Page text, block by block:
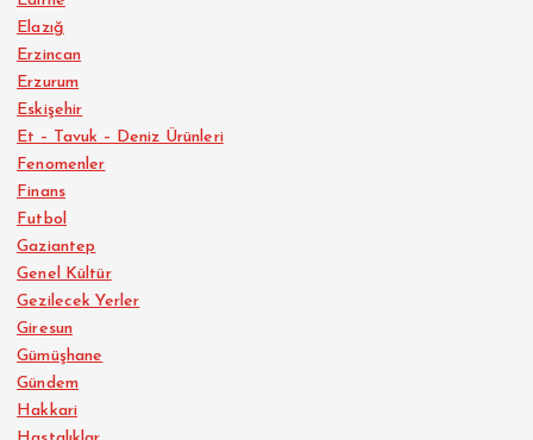
Elazığ
Erzincan
Erzurum
Eskişehir
Et – Tavuk – Deniz Ürünleri
Fenomenler
Finans
Futbol
Gaziantep
Genel Kültür
Gezilecek Yerler
Giresun
Gümüşhane
Gündem
Hakkari